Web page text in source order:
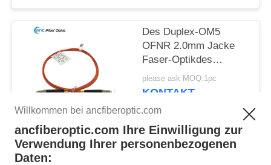
Des Duplex-OM5
OFNR 2.0mm Jacke
Faser-Optikdes
verbindungskabel-in
mehreren Betriebsarten
please ask MOQ:1pc
KONTAKT
Beliebte Kategorien Alle
Willkommen bei ancfiberoptic.com
ancfiberoptic.com Ihre Einwilligung zur
Verwendung Ihrer personenbezogenen
Daten: